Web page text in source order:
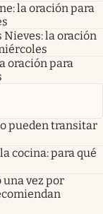
la oración para
Nieves: la oración
oración para
pueden transitar
cocina: para qué
vez por
pestaña
nueva pestaña
en nueva pestaña